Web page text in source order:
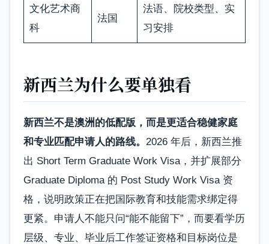
文化艺术商
科
法国
法语、院校类型、实
习安排
新西兰为什么要单独看
新西兰不是澳洲的低配版，而是更适合稳健家庭
和专业匹配申请人的路线。 2026 年后，新西兰推
出 Short Term Graduate Work Visa，并扩展部分
Graduate Diploma 的 Post Study Work Visa 资
格，说明政策正在把国际教育和技能需求绑定得
更紧。申请人不能只问“能不能留下”，而要看学历
层级、专业、毕业后工作签证资格和目标岗位是